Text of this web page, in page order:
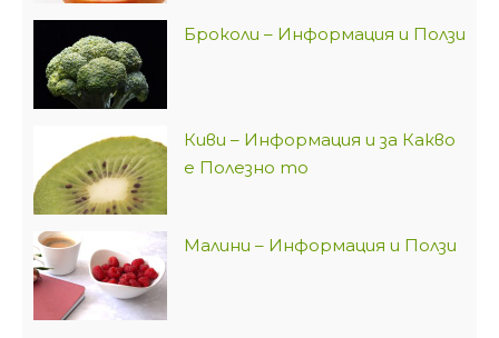
Броколи – Информация и Ползи
Киви – Информация и за Какво
е Полезно то
Малини – Информация и Ползи